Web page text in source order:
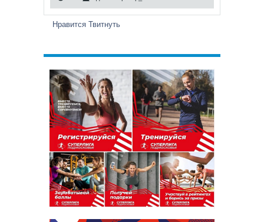
Нравится Твитнуть